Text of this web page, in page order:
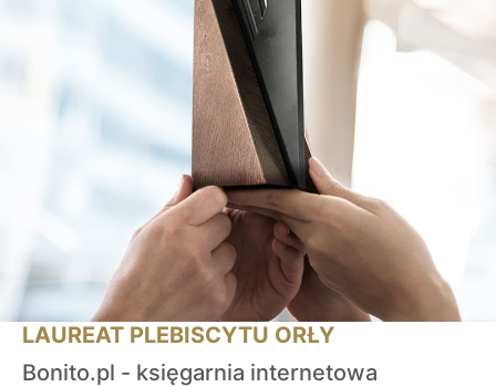
LAUREAT PLEBISCYTU ORŁY
Bonito.pl - księgarnia internetowa